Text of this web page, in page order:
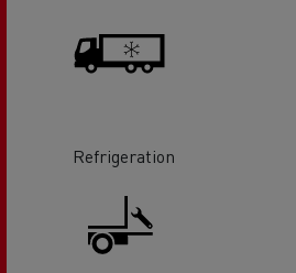
Refrigeration